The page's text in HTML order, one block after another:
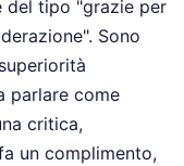
del tipo "grazie per
Sono
parlare come
critica,
un complimento,